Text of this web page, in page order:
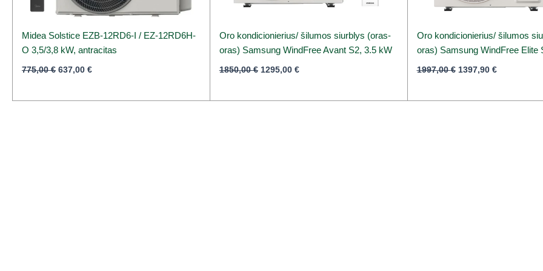
Midea Solstice EZB-12RD6-I / EZ-12RD6H-
O 3,5/3,8 kW, antracitas
775,00€ 637,00 €
Oro kondicionierius/ šilumos siurblys (oras-
oras) Samsung WindFree Avant S2, 3.5 kW
1850,00€ 1295,00 €
Oro kondicionierius/ šilumos
oras) Samsung WindFree Elite
1997,00€ 1397,90 €